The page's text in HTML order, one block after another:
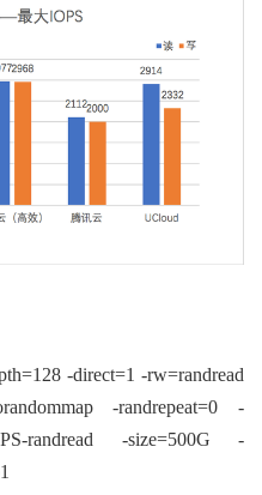
-direct=1 -rw=randread
-randrepeat=0 -
randread -size=500G -